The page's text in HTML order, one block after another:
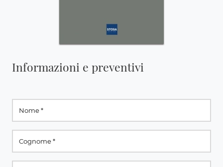
Informazioni e preventivi